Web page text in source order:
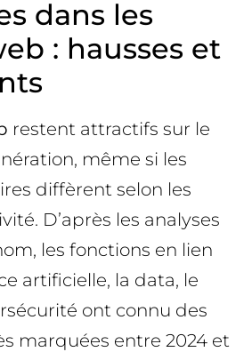
dans les
: hausses et
restent attractifs sur le
même si les
diffèrent selon les
D’après les analyses
les fonctions en lien
artificielle, la data, le
ont connu des
marquées entre 2024 et